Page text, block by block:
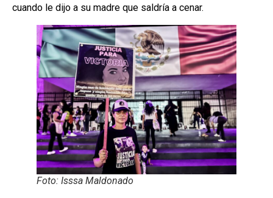
cuando le dijo a su madre que saldría a cenar.
Foto: Isssa Maldonado